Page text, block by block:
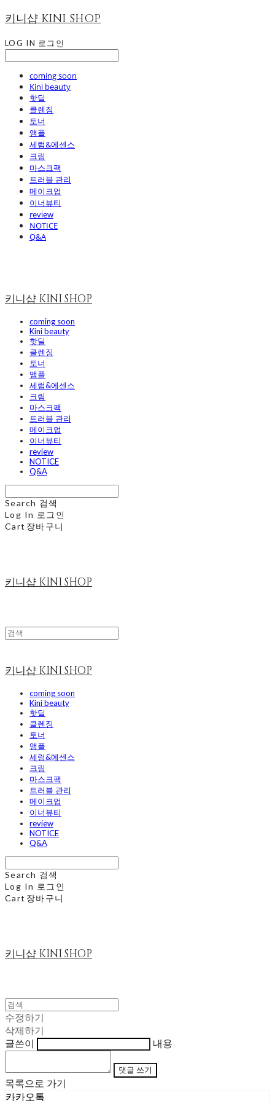
키니샵 KINI SHOP
LOG IN 로그인
coming soon
Kini beauty
핫딜
클렌징
토너
앰플
세럼&에센스
크림
마스크팩
트러블 관리
메이크업
이너뷰티
review
NOTICE
Q&A
키니샵 KINI SHOP
coming soon
Kini beauty
핫딜
클렌징
토너
앰플
세럼&에센스
크림
마스크팩
트러블 관리
메이크업
이너뷰티
review
NOTICE
Q&A
Search 검색
Log In 로그인
Cart 장바구니
키니샵 KINI SHOP
키니샵 KINI SHOP
coming soon
Kini beauty
핫딜
클렌징
토너
앰플
세럼&에센스
크림
마스크팩
트러블 관리
메이크업
이너뷰티
review
NOTICE
Q&A
Search 검색
Log In 로그인
Cart 장바구니
키니샵 KINI SHOP
수정하기
삭제하기
글쓴이
내용
댓글 쓰기
목록으로 가기
카카오톡